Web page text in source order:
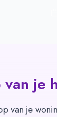
je
van je